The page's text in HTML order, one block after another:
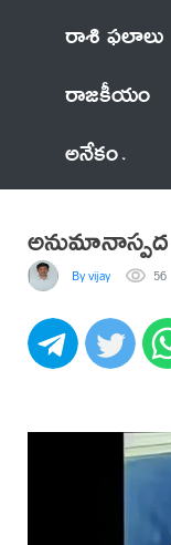
రాశి ఫలాలు
రాజకీయం
అనేకం
By vijay 56